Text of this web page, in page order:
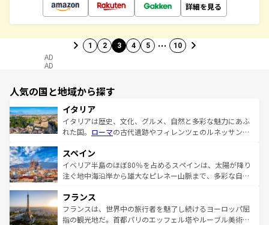
詳細を見る
1 2 3 4 5 … 10
AD
AD
人気の国と地域から探す
イタリア
イタリアは歴史、文化、グルメ、自然と多彩な魅力にあふ
れた国。 ローマの古代遺跡やフィレンツェのルネッサンス
ろん、トスカーナの美しい田園風景やアマルフィ海岸の絶
景など、自然景観も見逃せない。観光の合間には、本場の
ピザやパスタなど、絶品のイタリア料理を堪能することも
ませてくれるイタリアで、忘れられない旅をしてみよう！
なお、新着のイタリア情報はコンテンツ一覧 を参照してほ
しい。
スペイン
イベリア半島のほぼ80％を占めるスペインは、太陽が降り
注ぐ地中海沿岸から雄大なピレネー山脈まで、多彩な自然
文化が根付くこの国では、情熱的なフラメンコ、熱気あふ
れる闘牛、そして美味しいタパスが生活の一部となってい
る。首都マドリードの洗練された雰囲気や、バルセロナの
フランス
フランスは、世界中の旅行者を魅了し続けるヨーロッパ屈
指の観光地だ。首都パリのエッフェル塔やルーブル美術館